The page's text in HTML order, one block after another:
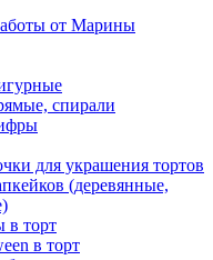
от Марины
спирали
для украшения тортов
(деревянные,
в торт
в торт